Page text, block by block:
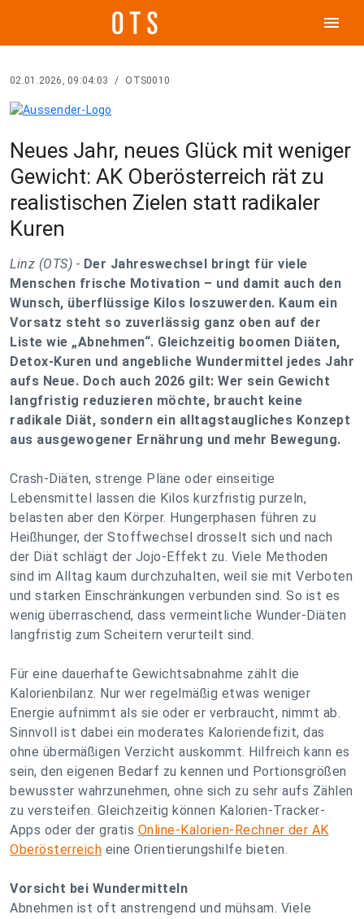
menu
02.01.2026, 09:04:03 / OTS0010
Neues Jahr, neues Glück mit weniger
Gewicht: AK Oberösterreich rät zu
realistischen Zielen statt radikaler
Kuren
Linz (OTS) - Der Jahreswechsel bringt für viele
Menschen frische Motivation – und damit auch den
Wunsch, überflüssige Kilos loszuwerden. Kaum ein
Vorsatz steht so zuverlässig ganz oben auf der
Liste wie „Abnehmen“. Gleichzeitig boomen Diäten,
Detox-Kuren und angebliche Wundermittel jedes Jahr
aufs Neue. Doch auch 2026 gilt: Wer sein Gewicht
langfristig reduzieren möchte, braucht keine
radikale Diät, sondern ein alltagstaugliches Konzept
aus ausgewogener Ernährung und mehr Bewegung.
Crash-Diäten, strenge Pläne oder einseitige
Lebensmittel lassen die Kilos kurzfristig purzeln,
belasten aber den Körper. Hungerphasen führen zu
Heißhunger, der Stoffwechsel drosselt sich und nach
der Diät schlägt der Jojo-Effekt zu. Viele Methoden
sind im Alltag kaum durchzuhalten, weil sie mit Verboten
und starken Einschränkungen verbunden sind. So ist es
wenig überraschend, dass vermeintliche Wunder-Diäten
langfristig zum Scheitern verurteilt sind.
Für eine dauerhafte Gewichtsabnahme zählt die
Kalorienbilanz. Nur wer regelmäßig etwas weniger
Energie aufnimmt als sie oder er verbraucht, nimmt ab.
Sinnvoll ist dabei ein moderates Kaloriendefizit, das
ohne übermäßigen Verzicht auskommt. Hilfreich kann es
sein, den eigenen Bedarf zu kennen und Portionsgrößen
bewusster wahrzunehmen, ohne sich zu sehr aufs Zählen
zu versteifen. Gleichzeitig können Kalorien-Tracker-
Apps oder der gratis Online-Kalorien-Rechner der AK
Oberösterreich eine Orientierungshilfe bieten.
Vorsicht bei Wundermitteln
Abnehmen ist oft anstrengend und mühsam. Viele